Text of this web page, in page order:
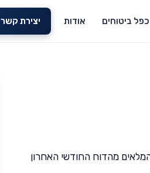
כפל ביטוחים אודות יצירת קשר
מהדוח החודשי האחרון